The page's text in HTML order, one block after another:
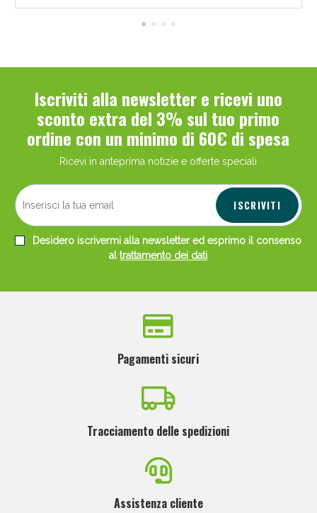
Iscriviti alla newsletter e ricevi uno
sconto extra del 3% sul tuo primo
ordine con un minimo di 60€ di spesa
Ricevi in anteprima notizie e offerte speciali
ISCRIVITI
Desidero iscrivermi alla newsletter ed esprimo il consenso
altrattamento dei dati
Pagamenti sicuri
Tracciamento delle spedizioni
Assistenza cliente